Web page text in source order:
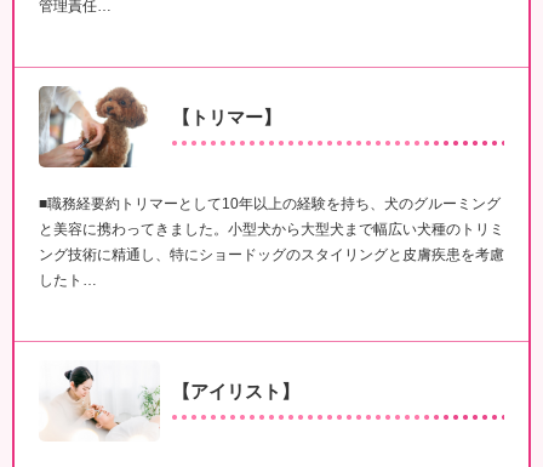
管理責任…
【トリマー】
■職務経要約トリマーとして10年以上の経験を持ち、犬のグルーミング
と美容に携わってきました。小型犬から大型犬まで幅広い犬種のトリミ
ング技術に精通し、特にショードッグのスタイリングと皮膚疾患を考慮
したト…
【アイリスト】